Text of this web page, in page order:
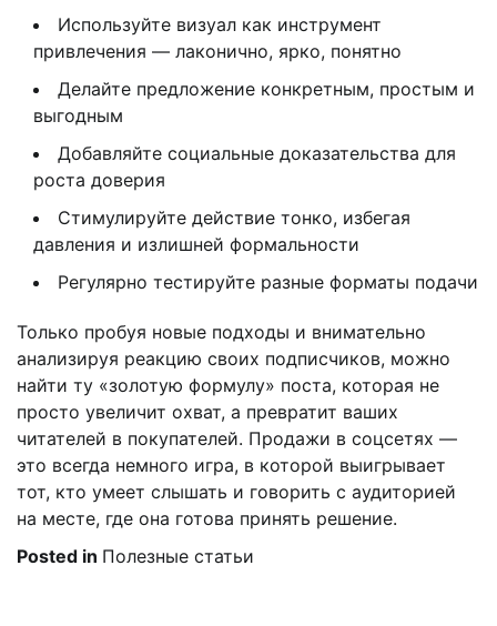
Используйте визуал как инструмент
привлечения — лаконично, ярко, понятно
Делайте предложение конкретным, простым и
выгодным
Добавляйте социальные доказательства для
роста доверия
Стимулируйте действие тонко, избегая
давления и излишней формальности
Регулярно тестируйте разные форматы подачи
Только пробуя новые подходы и внимательно
анализируя реакцию своих подписчиков, можно
найти ту «золотую формулу» поста, которая не
просто увеличит охват, а превратит ваших
читателей в покупателей. Продажи в соцсетях —
это всегда немного игра, в которой выигрывает
тот, кто умеет слышать и говорить с аудиторией
на месте, где она готова принять решение.
Posted in Полезные статьи